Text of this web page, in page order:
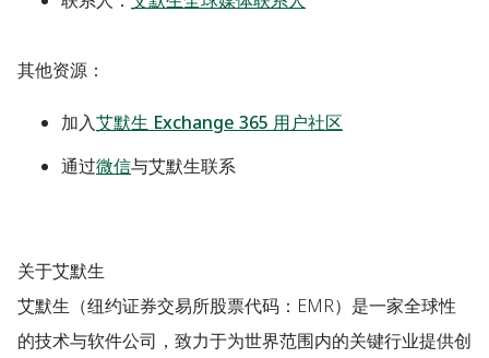
其他资源：
加入艾默生 Exchange 365 用户社区
通过微信与艾默生联系
关于艾默生
艾默生（纽约证券交易所股票代码：EMR）是一家全球性
的技术与软件公司，致力于为世界范围内的关键行业提供创